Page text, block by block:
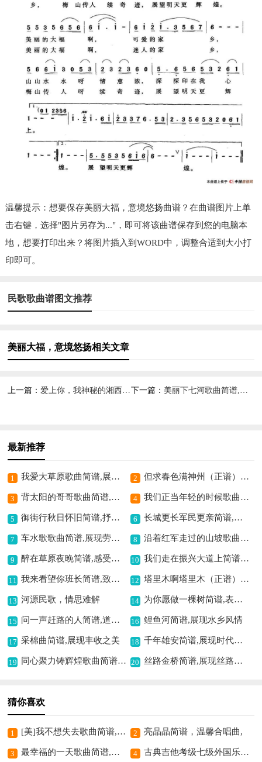
温馨提示：想要保存美丽大福，意境悠扬曲谱？在曲谱图片上单
击右键，选择"图片另存为..."，即可将该曲谱保存到您的电脑本
地，想要打印出来？将图片插入到WORD中，调整合适到大小打
印即可。
民歌歌曲谱图文推荐
美丽大福，意境悠扬相关文章
上一篇： 爱上你，我神秘的湘西,感受湘西浪漫情 下一篇： 美丽下七河歌曲简谱,展现乡村之美
最新推荐
1 我爱大草原歌曲简谱,展现草原之美 2 但求春色满神州（正谱）歌曲简谱,盼神州春意盎然
3 背太阳的哥哥歌曲简谱,展现兄长担当情 4 我们正当年轻的时候歌曲简谱,展现青春活力风采
5 御街行秋日怀旧简谱,抒秋日怀旧情思 6 长城更长军民更亲简谱,军民情谊深似海
7 车水歌歌曲简谱,展现劳动风情 8 沿着红军走过的山坡歌曲简谱,重温红色奋斗历程
9 醉在草原夜晚简谱,感受草原之美 10 我们走在振兴大道上简谱,展现振兴奋进之意
11 我来看望你班长简谱,致敬班长深情厚谊 12 塔里木啊塔里木（正谱）歌曲简谱,展现西域壮美风情
13 河源民歌，情思难解 14 为你愿做一棵树简谱,表达深情爱意
15 问一声赶路的人简谱,道出旅途心声 16 鲤鱼河简谱,展现水乡风情
17 采棉曲简谱,展现丰收之美 18 千年雄安简谱,展现时代新貌
19 同心聚力铸辉煌歌曲简谱,展现团结奋进精神 20 丝路金桥简谱,展现丝路风情
猜你喜欢
1 [美]我不想失去歌曲简谱,表达不舍情感 2 亮晶晶简谱，温馨合唱曲,
3 最幸福的一天歌曲简谱,传递幸福之感 4 古典吉他考级七级外国乐曲B组吉他谱六线谱,展现异域音乐风情